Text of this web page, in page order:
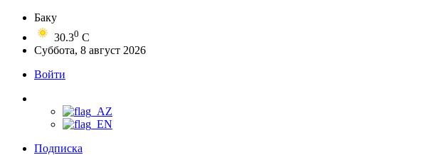
Баку
30.30 C
Суббота, 8 август 2026
Войти
Подписка